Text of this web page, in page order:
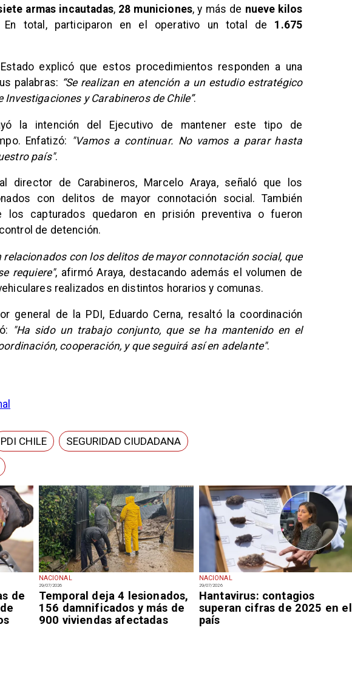
de
NACIONAL
29/07/2026
Temporal deja 4 lesionados,
156 damnificados y más de
900 viviendas afectadas
NACIONAL
29/07/2026
Hantavirus: contagios
superan cifras de 2025 en el
país
armas incautadas, 28 municiones, y más de nueve kilos
En total, participaron en el operativo un total de 1.675
explicó que estos procedimientos responden a una
palabras: “Se realizan en atención a un estudio estratégico
y Carabineros de Chile”.
la intención del Ejecutivo de mantener este tipo de
Enfatizó: "Vamos a continuar. No vamos a parar hasta
país".
director de Carabineros, Marcelo Araya, señaló que los
con delitos de mayor connotación social. También
capturados quedaron en prisión preventiva o fueron
de detención.
relacionados con los delitos de mayor connotación social, que
requiere", afirmó Araya, destacando además el volumen de
realizados en distintos horarios y comunas.
general de la PDI, Eduardo Cerna, resaltó la coordinación
"Ha sido un trabajo conjunto, que se ha mantenido en el
cooperación, y que seguirá así en adelante".
PDI CHILE SEGURIDAD CIUDADANA